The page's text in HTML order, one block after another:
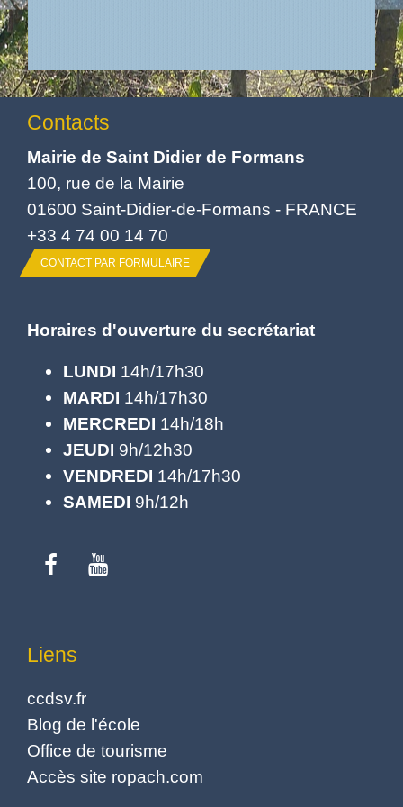
Contacts
Mairie de Saint Didier de Formans
100, rue de la Mairie
01600 Saint-Didier-de-Formans - FRANCE
+33 4 74 00 14 70
CONTACT PAR FORMULAIRE
Horaires d'ouverture du secrétariat
LUNDI 14h/17h30
MARDI 14h/17h30
MERCREDI 14h/18h
JEUDI 9h/12h30
VENDREDI 14h/17h30
SAMEDI 9h/12h
Liens
ccdsv.fr
Blog de l'école
Office de tourisme
Accès site ropach.com